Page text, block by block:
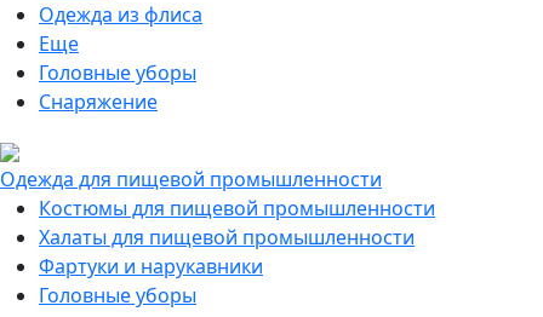
Одежда из флиса
Еще
Головные уборы
Снаряжение
Одежда для пищевой промышленности
Костюмы для пищевой промышленности
Халаты для пищевой промышленности
Фартуки и нарукавники
Головные уборы